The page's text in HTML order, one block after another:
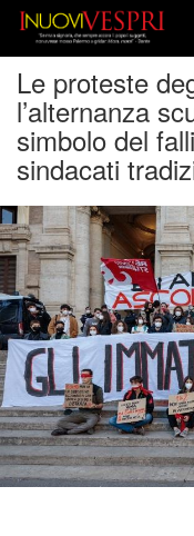
Le proteste
l’alternanza
simbolo del
sindacati